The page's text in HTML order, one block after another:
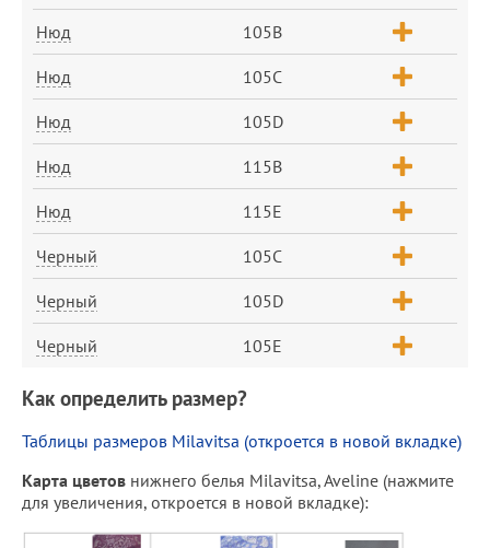
Нюд 105B
Нюд 105C
Нюд 105D
Нюд 115B
Нюд 115E
Черный 105C
Черный 105D
Черный 105E
Как определить размер?
Таблицы размеров Milavitsa (откроется в новой вкладке)
Карта цветов нижнего белья Milavitsa, Aveline (нажмите
для увеличения, откроется в новой вкладке):